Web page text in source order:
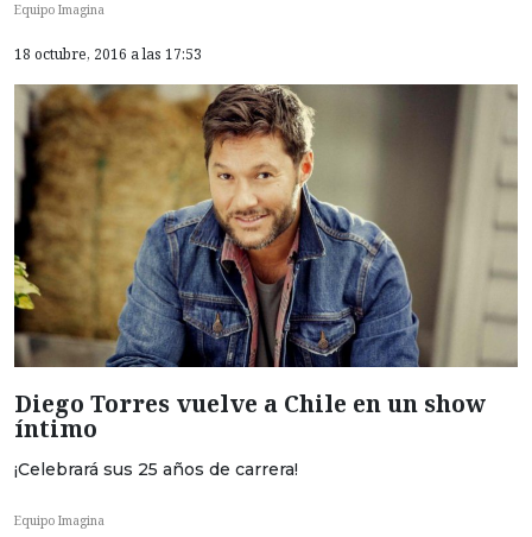
Equipo Imagina
18 octubre, 2016 a las 17:53
Diego Torres vuelve a Chile en un show
íntimo
¡Celebrará sus 25 años de carrera!
Equipo Imagina